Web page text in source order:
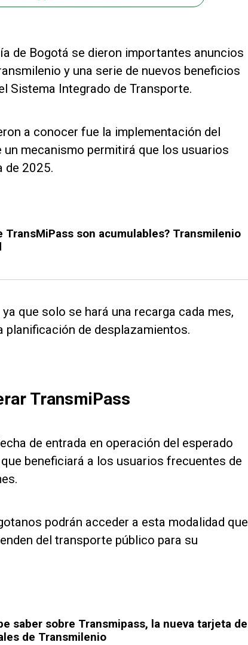
de Bogotá se dieron importantes anuncios
y una serie de nuevos beneficios
Sistema Integrado de Transporte.
a conocer fue la implementación del
mecanismo permitirá que los usuarios
de 2025.
TransMiPass son acumulables? Transmilenio
que solo se hará una recarga cada mes,
de desplazamientos.
TransmiPass
de entrada en operación del esperado
beneficiará a los usuarios frecuentes de
podrán acceder a esta modalidad que
del transporte público para su
saber sobre Transmipass, la nueva tarjeta de
de Transmilenio